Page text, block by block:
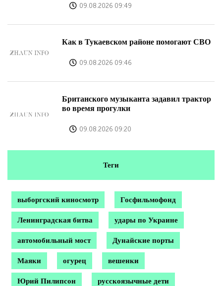
09.08.2026 09:49
Как в Тукаевском районе помогают СВО
09.08.2026 09:46
Британского музыканта задавил трактор
во время прогулки
09.08.2026 09:20
Теги
выборгский киносмотр Госфильмофонд
Ленинградская битва удары по Украине
автомобильный мост Дунайские порты
Маяки огурец вешенки
Юрий Пилипсон русскоязычные дети